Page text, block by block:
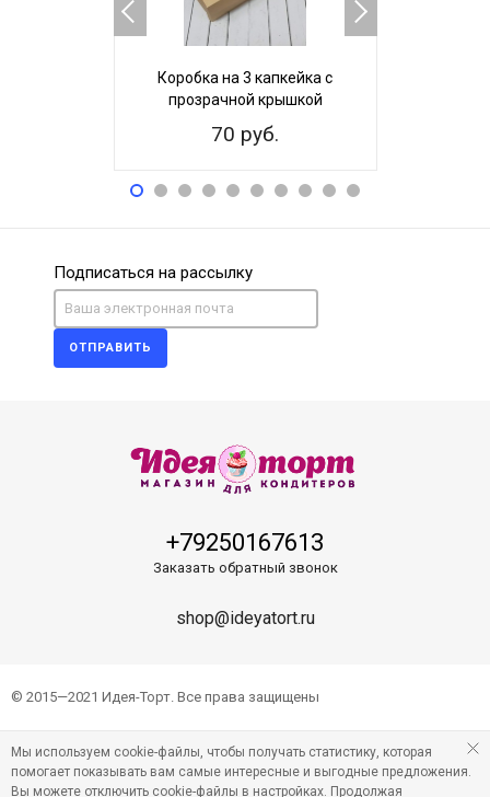
Коробка на 3 капкейка с
прозрачной крышкой
70 руб.
Подписаться на рассылку
ОТПРАВИТЬ
+79250167613
Заказать обратный звонок
shop@ideyatort.ru
© 2015—2021 Идея-Торт. Все права защищены
Мы используем cookie-файлы, чтобы получать статистику, которая
помогает показывать вам самые интересные и выгодные предложения.
Вы можете отключить cookie-файлы в настройках. Продолжая